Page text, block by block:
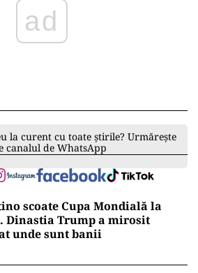
la curent cu toate știrile? Urmărește
canalul de WhatsApp
scoate Cupa Mondială la
Dinastia Trump a mirosit
unde sunt banii